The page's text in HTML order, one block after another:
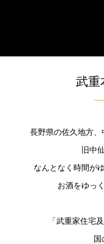
武重
長野県の佐久地方
旧中
なんとなく時間が
お酒をゆっ
「武重家住宅
国